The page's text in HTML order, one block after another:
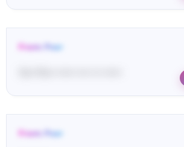
From: Pos•
From: Pos•